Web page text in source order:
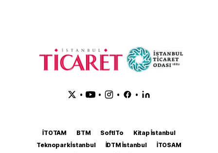
• • • •
İTOTAM BTM SoftITo
Kitap İstanbul
Teknopark İstanbul
İDTM İstanbul
İTOSAM